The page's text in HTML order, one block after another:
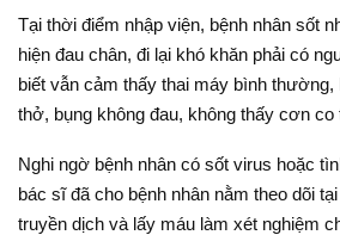
Tại thời điểm nhập viện, bệnh nhân sốt
hiện đau chân, đi lại khó khăn phải có
biết vẫn cảm thấy thai máy bình thường,
thở, bụng không đau, không thấy cơn co
Nghi ngờ bệnh nhân có sốt virus hoặc
bác sĩ đã cho bệnh nhân nằm theo dõi
truyền dịch và lấy máu làm xét nghiệm